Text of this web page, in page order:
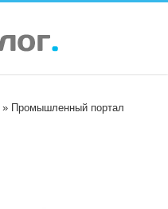
» Промышленный портал